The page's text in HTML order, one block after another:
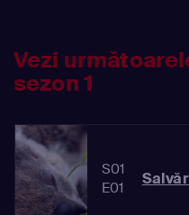
Vezi
sezon 1
S01
E01